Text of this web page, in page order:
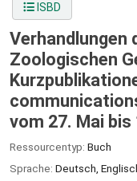
ISBD
Verhandlungen
Zoologischen
vom 27. Mai bis
Ressourcentyp: Buch
Sprache: Deutsch